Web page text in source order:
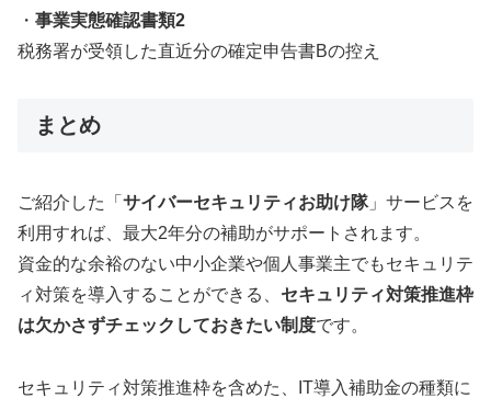
・ 事業実態確認書類2
税務署が受領した直近分の確定申告書Bの控え
まとめ
ご紹介した「 サイバーセキュリティお助け隊」サービスを
利用すれば、最大2年分の補助がサポートされます。
資金的な余裕のない中小企業や個人事業主でもセキュリテ
ィ対策を導入することができる、 セキュリティ対策推進枠
は欠かさずチェックしておきたい制度です。
セキュリティ対策推進枠を含めた、IT導入補助金の種類に